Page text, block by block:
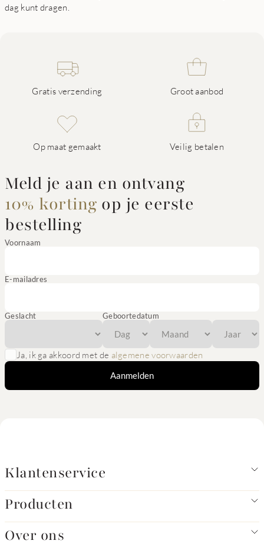
dag kunt dragen.
Gratis verzending Groot aanbod
Op maat gemaakt Veilig betalen
Meld je aan en ontvang
10% korting op je eerste
bestelling
Voornaam
E-mailadres
Geslacht Geboortedatum
Ja, ik ga akkoord met de algemene voorwaarden
Aanmelden
Klantenservice
Producten
Over ons